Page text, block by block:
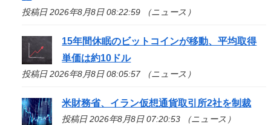
投稿日 2026年8月8日 08:22:59 （ニュース）
15年間休眠のビットコインが移動、平均取得
単価は約10ドル
投稿日 2026年8月8日 08:05:57 （ニュース）
米財務省、イラン仮想通貨取引所2社を制裁
投稿日 2026年8月8日 07:20:53 （ニュース）